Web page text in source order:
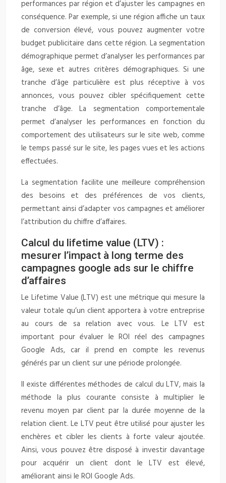
performances par région et d’ajuster les campagnes en
conséquence. Par exemple, si une région affiche un taux
de conversion élevé, vous pouvez augmenter votre
budget publicitaire dans cette région. La segmentation
démographique permet d’analyser les performances par
âge, sexe et autres critères démographiques. Si une
tranche d’âge particulière est plus réceptive à vos
annonces, vous pouvez cibler spécifiquement cette
tranche d’âge. La segmentation comportementale
permet d’analyser les performances en fonction du
comportement des utilisateurs sur le site web, comme
le temps passé sur le site, les pages vues et les actions
effectuées.
La segmentation facilite une meilleure compréhension
des besoins et des préférences de vos clients,
permettant ainsi d’adapter vos campagnes et améliorer
l’attribution du chiffre d’affaires.
Calcul du lifetime value (LTV) :
mesurer l’impact à long terme des
campagnes google ads sur le chiffre
d’affaires
Le Lifetime Value (LTV) est une métrique qui mesure la
valeur totale qu’un client apportera à votre entreprise
au cours de sa relation avec vous. Le LTV est
important pour évaluer le ROI réel des campagnes
Google Ads, car il prend en compte les revenus
générés par un client sur une période prolongée.
Il existe différentes méthodes de calcul du LTV, mais la
méthode la plus courante consiste à multiplier le
revenu moyen par client par la durée moyenne de la
relation client. Le LTV peut être utilisé pour ajuster les
enchères et cibler les clients à forte valeur ajoutée.
Ainsi, vous pouvez être disposé à investir davantage
pour acquérir un client dont le LTV est élevé,
améliorant ainsi le ROI Google Ads.